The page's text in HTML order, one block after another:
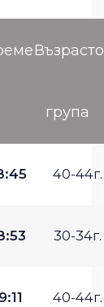
група
40-44г.
30-34г.
40-44г.